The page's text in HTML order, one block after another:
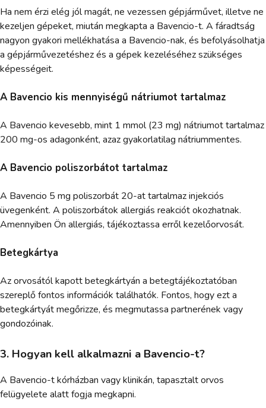
Ha nem érzi elég jól magát, ne vezessen gépjárművet, illetve ne
kezeljen gépeket, miután megkapta a Bavencio-t. A fáradtság
nagyon gyakori mellékhatása a Bavencio-nak, és befolyásolhatja
a gépjárművezetéshez és a gépek kezeléséhez szükséges
képességeit.
A Bavencio kis mennyiségű nátriumot tartalmaz
A Bavencio kevesebb, mint 1 mmol (23 mg) nátriumot tartalmaz
200 mg-os adagonként, azaz gyakorlatilag nátriummentes.
A Bavencio poliszorbátot tartalmaz
A Bavencio 5 mg poliszorbát 20-at tartalmaz injekciós
üvegenként. A poliszorbátok allergiás reakciót okozhatnak.
Amennyiben Ön allergiás, tájékoztassa erről kezelőorvosát.
Betegkártya
Az orvosától kapott betegkártyán a betegtájékoztatóban
szereplő fontos információk találhatók. Fontos, hogy ezt a
betegkártyát megőrizze, és megmutassa partnerének vagy
gondozóinak.
3. Hogyan kell alkalmazni a Bavencio-t?
A Bavencio-t kórházban vagy klinikán, tapasztalt orvos
felügyelete alatt fogja megkapni.